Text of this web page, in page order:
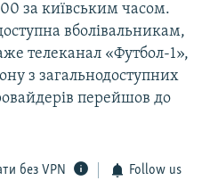
за київським часом.
вболівальникам,
телеканал «Футбол-1»,
з загальнодоступних
перейшов до
без VPN Follow us